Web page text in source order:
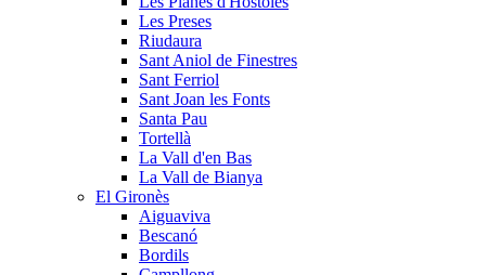
Les Preses
Riudaura
Sant Aniol de Finestres
Sant Ferriol
Sant Joan les Fonts
Santa Pau
Tortellà
La Vall d'en Bas
La Vall de Bianya
El Gironès
Aiguaviva
Bescanó
Bordils